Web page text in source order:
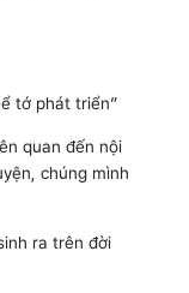
tớ phát triển”
quan đến nội
chúng mình
ra trên đời